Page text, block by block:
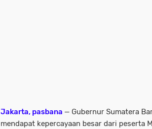
Jakarta, pasbana — Gubernur Sumatera
mendapat kepercayaan besar dari peserta